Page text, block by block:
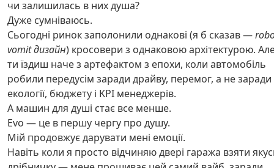
чи залишилась в них душа?
Дуже сумніваюсь.
Сьогодні ринок заполонили однакові (я б сказав —
vomit дизайн) кросовери з однаковою архітектурою.
ти їздиш наче з артефактом з епохи, коли автомобіль
робили передусім заради драйву, перемог, а не заради
екології, бюджету і KPI менеджерів.
А машин для душі стає все менше.
Evo — це в першу чергу про душу.
Мій продовжує дарувати мені емоції.
Навіть коли я просто відчиняю двері гаража взяти